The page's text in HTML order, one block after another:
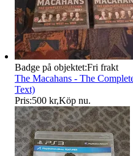
Badge på objektet:Fri frakt
The Macahans - The
Text)
Pris:500 kr,Köp nu.